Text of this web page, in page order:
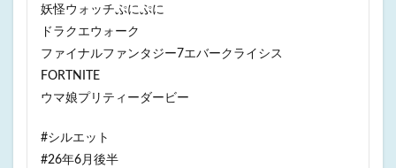
妖怪ウォッチぷにぷに
ドラクエウォーク
ファイナルファンタジー7エバークライシス
FORTNITE
ウマ娘プリティーダービー
#シルエット
#26年6月後半